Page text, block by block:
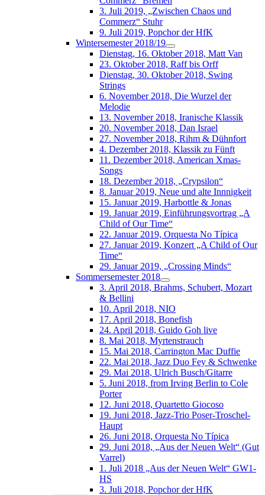
3. Juli 2019, „Zwischen Chaos und
Commerz“ Stuhr
9. Juli 2019, Popchor der HfK
Wintersemester 2018/19
Dienstag, 16. Oktober 2018, Matt Van
23. Oktober 2018, Raff bis Orff
Dienstag, 30. Oktober 2018, Swing
Strings
6. November 2018, Die Wurzel der
Melodie
13. November 2018, Iranische Klassik
20. November 2018, Dan Israel
27. November 2018, Rihm & Dühnfort
4. Dezember 2018, Klassik zu Fünft
11. Dezember 2018, American Xmas-
Songs
18. Dezember 2018, „Crypsilon“
8. Januar 2019, Neue und alte Innnigkeit
15. Januar 2019, Harbottle & Jonas
19. Januar 2019, Einführungsvortrag „A
Child of Our Time“
22. Januar 2019, Orquesta No Típica
27. Januar 2019, Konzert „A Child of Our
Time“
29. Januar 2019, „Crossing Minds“
Sommersemester 2018
3. April 2018, Brahms, Schubert, Mozart
& Bellini
10. April 2018, NIO
17. April 2018, Bonefish
24. April 2018, Guido Goh live
8. Mai 2018, Myrtenstrauch
15. Mai 2018, Carrington Mac Duffie
22. Mai 2018, Jazz Duo Fey & Schwenke
29. Mai 2018, Ulrich Busch/Gitarre
5. Juni 2018, from Irving Berlin to Cole
Porter
12. Juni 2018, Quartetto Giocoso
19. Juni 2018, Jazz-Trio Poser-Troschel-
Haupt
26. Juni 2018, Orquesta No Típica
29. Juni 2018, „Aus der Neuen Welt“ (Gut
Varrel)
1. Juli 2018 „Aus der Neuen Welt“ GW1-
HS
3. Juli 2018, Popchor der HfK